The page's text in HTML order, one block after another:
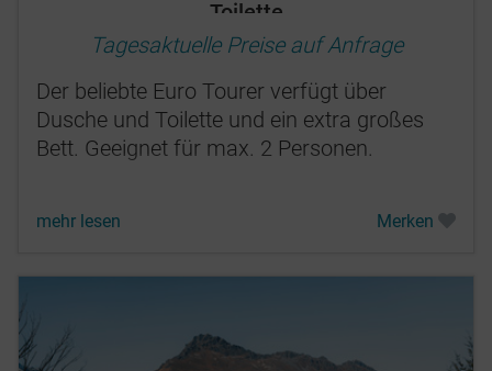
Toilette
Tagesaktuelle Preise auf Anfrage
Der beliebte Euro Tourer verfügt über
Dusche und Toilette und ein extra großes
Bett. Geeignet für max. 2 Personen.
mehr lesen Merken